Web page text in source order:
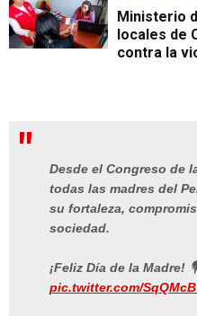
Ministerio
locales de
contra la
Desde el Congreso de
todas las madres del
su fortaleza,
sociedad.
¡Feliz Día de la Madre!
pic.twitter.com/